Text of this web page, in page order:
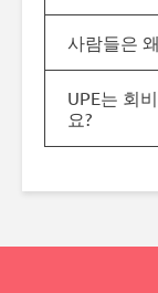
사람들은
UPE는 회
요?